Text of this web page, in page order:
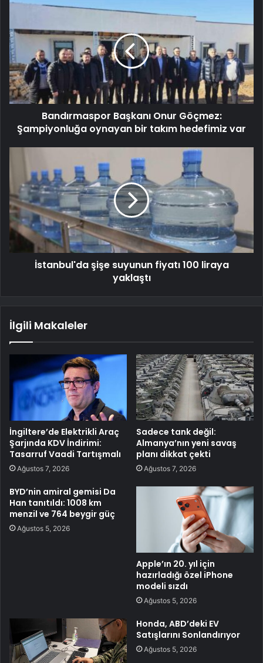
Bandırmaspor Başkanı Onur Göçmez:
Şampiyonluğa oynayan bir takım hedefimiz var
İstanbul'da şişe suyunun fiyatı 100 liraya
yaklaştı
İlgili Makaleler
İngiltere’de Elektrikli Araç
Şarjında KDV İndirimi:
Tasarruf Vaadi Tartışmalı
Ağustos 7, 2026
Sadece tank değil:
Almanya’nın yeni savaş
planı dikkat çekti
Ağustos 7, 2026
BYD’nin amiral gemisi Da
Han tanıtıldı: 1008 km
menzil ve 764 beygir güç
Ağustos 5, 2026
Apple’ın 20. yıl için
hazırladığı özel iPhone
modeli sızdı
Ağustos 5, 2026
Honda, ABD’deki EV
Satışlarını Sonlandırıyor
Ağustos 5, 2026